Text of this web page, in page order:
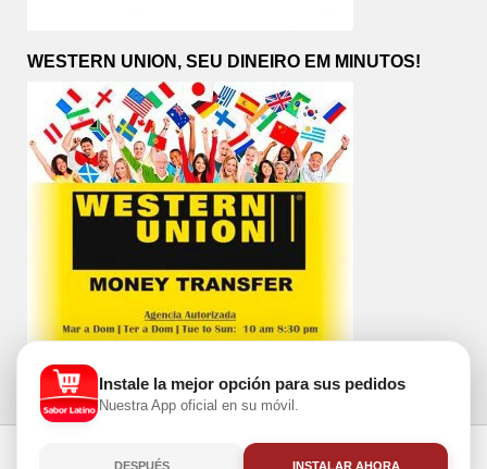
WESTERN UNION, SEU DINEIRO EM MINUTOS!
Toggle
Instale la mejor opción para sus pedidos
Nuestra App oficial en su móvil.
DESPUÉS INSTALAR AHORA